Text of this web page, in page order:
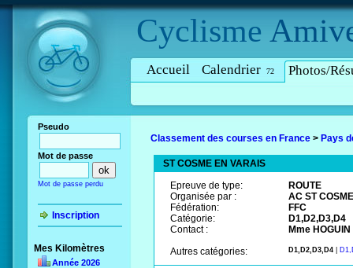
Cyclisme
Accueil Calendrier 72 Photos/
Pseudo
Mot de passe
Mot de passe perdu
Inscription
Mes Kilomètres
Année 2026
Classement des courses en France > Pays
ST COSME EN VARAIS
Epreuve de type:
ROUTE
Organisée par :
AC ST
Fédération:
FFC
Catégorie:
D1,D2,D3,D4
Contact :
Mme
Autres catégories:
D1,D2,D3,D4